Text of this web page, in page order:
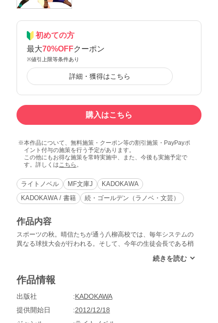
初めての方
最大70%OFFクーポン
※値引上限等条件あり
詳細・獲得はこちら
購入はこちら
本作品について、無料施策・クーポン等の割引施策・PayPayポ
イント付与の施策を行う予定があります。
この他にもお得な施策を常時実施中、また、今後も実施予定で
す。詳しくはこちら 。
ライトノベル MF文庫J
KADOKAWA
KADOKAWA / 書籍
続・ゴールデン（ラノベ・文芸）
作品内容
スポーツの秋。晴信たちが通う八柳高校では、毎年システムの
異なる球技大会が行われる。そして、今年の生徒会長である梢
イヤルだった！しかも優勝賞品は、高級ホテル最上階レストラ
女・誉をめぐる熾烈な勧誘合戦の末、球技大会には晴信・千
を前にして、千代が足を怪我してしまい……。日常系忍術学園
ボーイミーツガールストーリー第三弾！栄冠を手にしたとき、
作品情報
出版社
KADOKAWA
提供開始日
2012/12/18